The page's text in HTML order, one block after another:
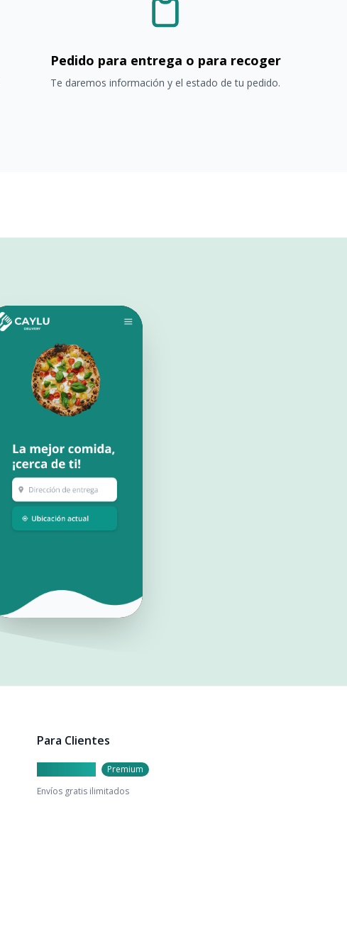
Pedido para entrega o para recoger
Te daremos información y el estado de tu pedido.
Para Clientes
Premium
Envíos gratis ilimitados